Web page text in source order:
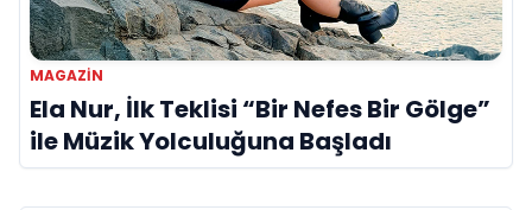
MAGAZIN
Ela Nur, İlk Teklisi “Bir Nefes Bir Gölge”
ile Müzik Yolculuğuna Başladı